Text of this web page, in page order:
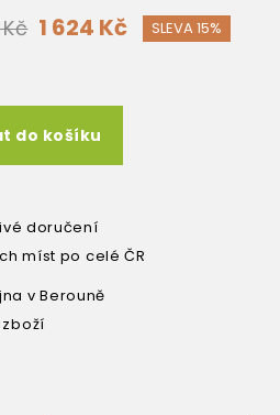
Kč 1 624 Kč SLEVA 15%
do košíku
doručení
míst po celé ČR
v Berouně